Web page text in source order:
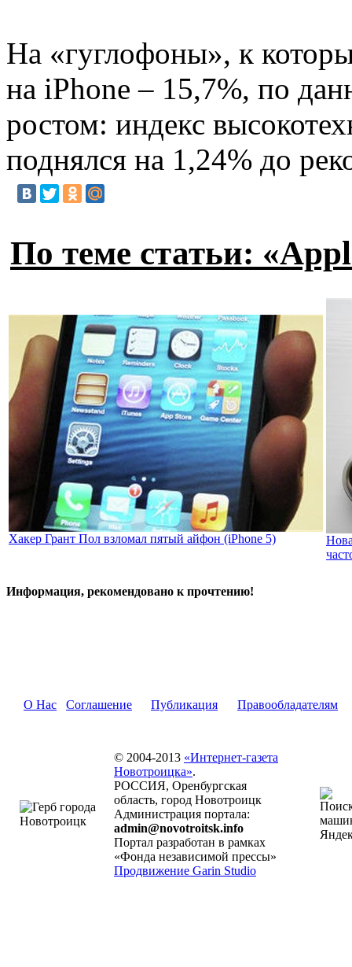
На «гуглофоны», к
на iPhone – 15,7%, по
ростом: индекс
поднялся на 1,24% до
По теме статьи:
Хакер Грант Пол взломал пятый айфон (iPhone 5)
Информация, рекомендовано к прочтению!
О Нас Соглашение Публикация Правообладателям
© 2004-2013 «Интернет-газета
Новотроицка».
РОССИЯ, Оренбургская
область, город Новотроицк
Администрация портала:
admin@novotroitsk.info
Портал разработан в рамках
«Фонда независимой прессы»
Продвижение Garin Studio